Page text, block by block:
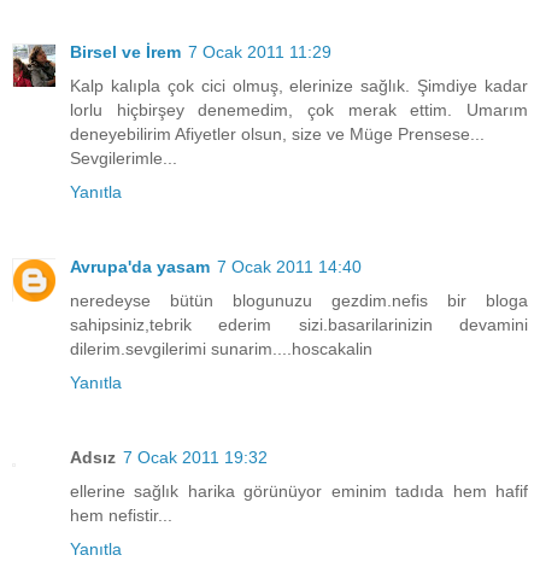
Birsel ve İrem 7 Ocak 2011 11:29
Kalp kalıpla çok cici olmuş, elerinize sağlık. Şimdiye kadar
lorlu hiçbirşey denemedim, çok merak ettim. Umarım
deneyebilirim Afiyetler olsun, size ve Müge Prensese...
Sevgilerimle...
Yanıtla
Avrupa'da yasam 7 Ocak 2011 14:40
neredeyse bütün blogunuzu gezdim.nefis bir bloga
sahipsiniz,tebrik ederim sizi.basarilarinizin devamini
dilerim.sevgilerimi sunarim....hoscakalin
Yanıtla
Adsız 7 Ocak 2011 19:32
ellerine sağlık harika görünüyor eminim tadıda hem hafif
hem nefistir...
Yanıtla